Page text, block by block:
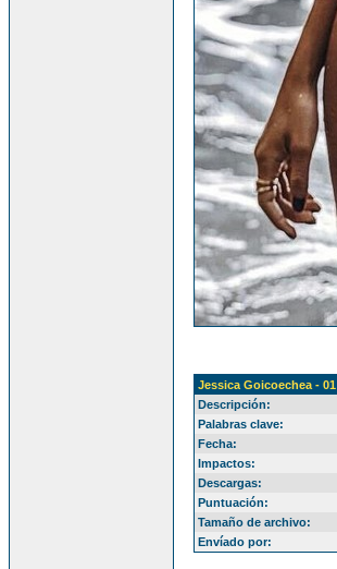
Jessica Goicoechea - 01
Descripción:
Palabras clave:
Fecha:
Impactos:
Descargas:
Puntuación:
Tamaño de archivo:
Envíado por: